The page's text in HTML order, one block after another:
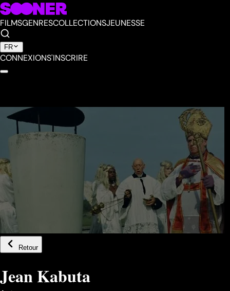
FILMSGENRESCOLLECTIONSJEUNESSE
FR
CONNEXIONS'INSCRIRE
Retour
Jean Kabuta